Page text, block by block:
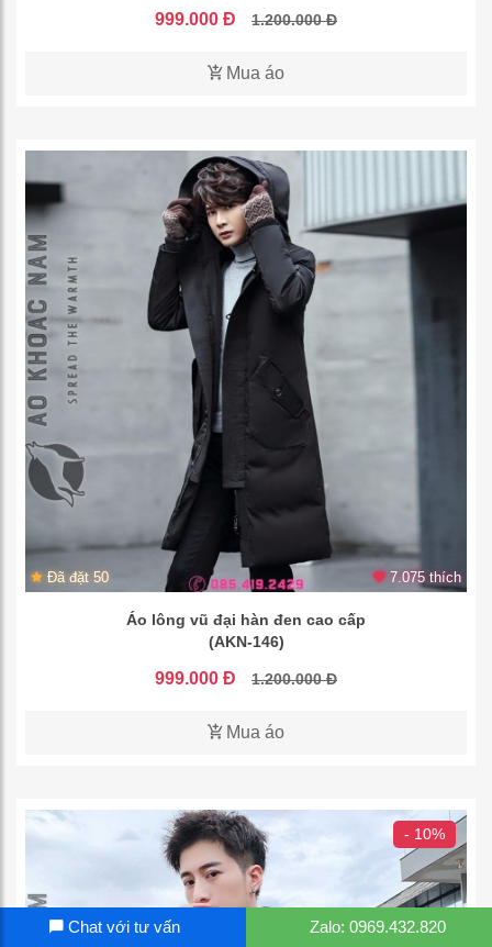
999.000 Đ 1.200.000 Đ
Mua áo
Đã đặt 50 7.075 thích
Áo lông vũ đại hàn đen cao cấp
(AKN-146)
999.000 Đ 1.200.000 Đ
Mua áo
- 10%
Chat với tư vấn Zalo: 0969.432.820